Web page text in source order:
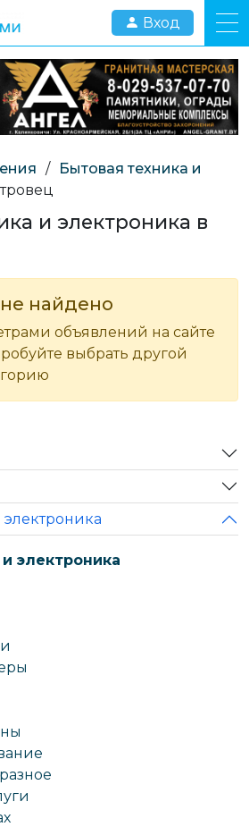
Вход
/
Бытовая техника и
и электроника в
найдено
объявлений на сайте
выбрать другой
электроника
электроника